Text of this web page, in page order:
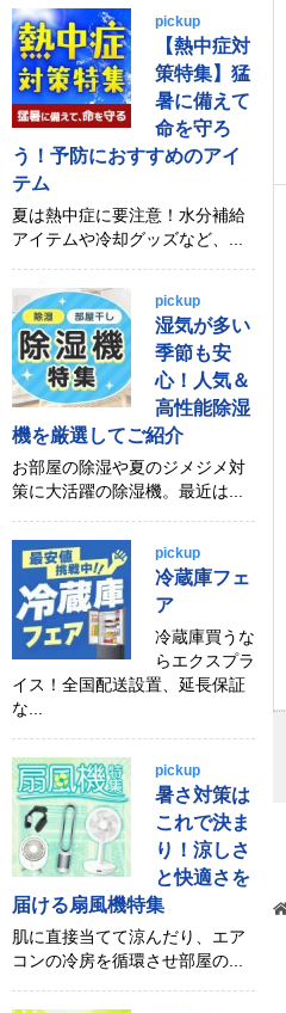
pickup
【熱中症対
策特集】猛
暑に備えて
命を守ろ
う！予防におすすめのアイ
テム
夏は熱中症に要注意！水分補給
アイテムや冷却グッズなど、...
pickup
湿気が多い
季節も安
心！人気＆
高性能除湿
機を厳選してご紹介
お部屋の除湿や夏のジメジメ対
策に大活躍の除湿機。最近は...
pickup
冷蔵庫フェ
ア
冷蔵庫買うな
らエクスプラ
イス！全国配送設置、延長保証
な...
pickup
暑さ対策は
これで決ま
り！涼しさ
と快適さを
届ける扇風機特集
肌に直接当てて涼んだり、エア
コンの冷房を循環させ部屋の...